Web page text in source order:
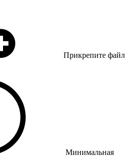
Прикрепите файл
Минимальная